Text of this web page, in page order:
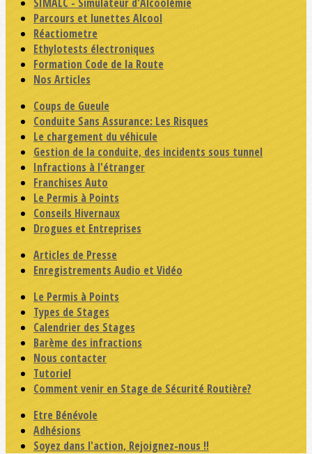
Parcours et lunettes Alcool
Réactiometre
Ethylotests électroniques
Formation Code de la Route
Nos Articles
Coups de Gueule
Conduite Sans Assurance: Les Risques
Le chargement du véhicule
Gestion de la conduite, des incidents sous tunnel
Infractions à l'étranger
Franchises Auto
Le Permis à Points
Conseils Hivernaux
Drogues et Entreprises
Articles de Presse
Enregistrements Audio et Vidéo
Le Permis à Points
Types de Stages
Calendrier des Stages
Barème des infractions
Nous contacter
Tutoriel
Comment venir en Stage de Sécurité Routière?
Etre Bénévole
Adhésions
Soyez dans l'action, Rejoignez-nous !!